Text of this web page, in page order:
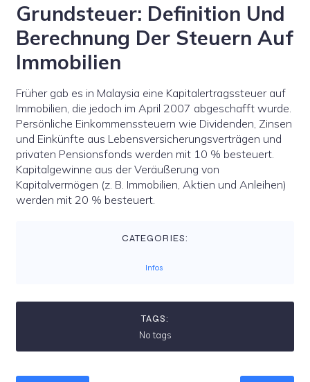
Grundsteuer: Definition Und
Berechnung Der Steuern Auf
Immobilien
Früher gab es in Malaysia eine Kapitalertragssteuer auf
Immobilien, die jedoch im April 2007 abgeschafft wurde.
Persönliche Einkommenssteuern wie Dividenden, Zinsen
und Einkünfte aus Lebensversicherungsverträgen und
privaten Pensionsfonds werden mit 10 % besteuert.
Kapitalgewinne aus der Veräußerung von
Kapitalvermögen (z. B. Immobilien, Aktien und Anleihen)
werden mit 20 % besteuert.
CATEGORIES:
Infos
TAGS:
No tags